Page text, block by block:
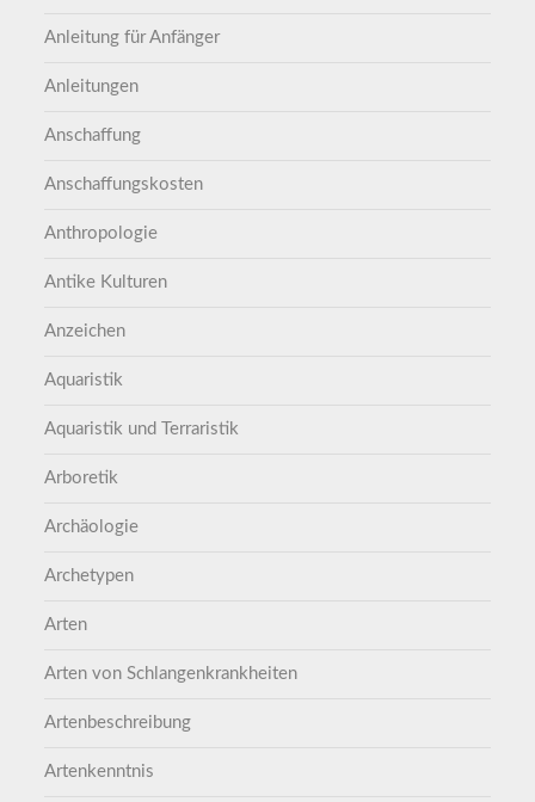
Anleitung für Anfänger
Anleitungen
Anschaffung
Anschaffungskosten
Anthropologie
Antike Kulturen
Anzeichen
Aquaristik
Aquaristik und Terraristik
Arboretik
Archäologie
Archetypen
Arten
Arten von Schlangenkrankheiten
Artenbeschreibung
Artenkenntnis